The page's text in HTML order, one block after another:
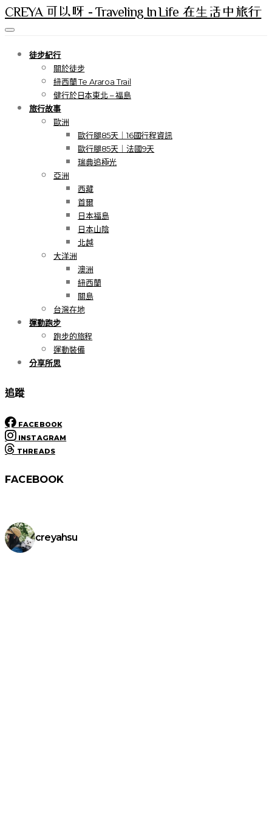
CREYA 可以呀 - Traveling In Life 在生活中旅行
徒步紀行
關於徒步
紐西蘭 Te Araroa Trail
健行於日本東北 – 福島
旅行故事
歐洲
歐行腿85天｜16國行程資訊
歐行腿85天｜法國9天
瑞典追極光
亞洲
西藏
首爾
日本福島
日本山陰
北越
大洋洲
澳洲
紐西蘭
關島
台灣在地
運動跑步
跑步的旅程
運動裝備
分享所思
追蹤
FACEBOOK
INSTAGRAM
THREADS
FACEBOOK
creyahsu